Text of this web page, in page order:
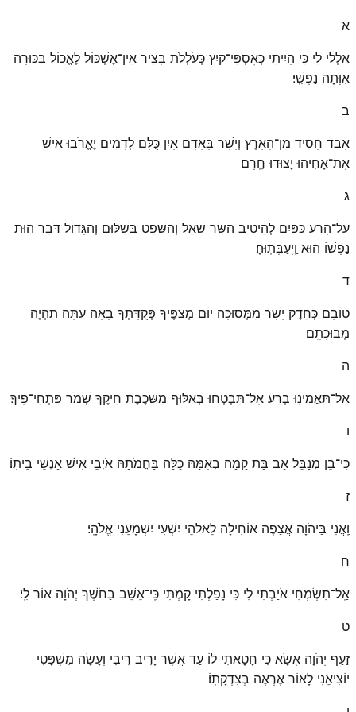
א
אַלְלַי לִי כִּי הָיִיתִי כְּאׇסְפֵּי־קַיִץ כְּעֹלְלֹת בָּצִיר אֵין־אֶשְׁכּוֹל לֶאֱכוֹל בִּכּוּרָה
אִוְּתָה נַפְשִֽׁי׃
ב
אָבַד חָסִיד מִן־הָאָרֶץ וְיָשָׁר בָּאָדָם אָיִן כֻּלָּם לְדָמִים יֶאֱרֹבוּ אִישׁ
אֶת־אָחִיהוּ יָצוּדוּ חֵֽרֶם׃
ג
עַל־הָרַע כַּפַּיִם לְהֵיטִיב הַשַּׂר שֹׁאֵל וְהַשֹּׁפֵט בַּשִּׁלּוּם וְהַגָּדוֹל דֹּבֵר הַוַּת
נַפְשׁוֹ הוּא וַֽיְעַבְּתֽוּהָ׃
ד
טוֹבָם כְּחֵדֶק יָשָׁר מִמְּסוּכָה יוֹם מְצַפֶּיךָ פְּקֻדָּתְךָ בָאָה עַתָּה תִהְיֶה
מְבוּכָתָֽם׃
ה
אַל־תַּאֲמִינֽוּ בְרֵעַ אַֽל־תִּבְטְחוּ בְּאַלּוּף מִשֹּׁכֶבֶת חֵיקֶךָ שְׁמֹר פִּתְחֵי־פִֽיךָ׃
ו
כִּי־בֵן מְנַבֵּל אָב בַּת קָמָה בְאִמָּהּ כַּלָּה בַּחֲמֹתָהּ אֹיְבֵי אִישׁ אַנְשֵׁי בֵיתֽוֹ׃
ז
וַֽאֲנִי בַּיהֹוָה אֲצַפֶּה אוֹחִילָה לֵאלֹהֵי יִשְׁעִי יִשְׁמָעֵנִי אֱלֹהָֽי׃
ח
אַֽל־תִּשְׂמְחִי אֹיַבְתִּי לִי כִּי נָפַלְתִּי קָמְתִּי כִּֽי־אֵשֵׁב בַּחֹשֶׁךְ יְהֹוָה אוֹר לִֽי׃
ט
זַעַף יְהֹוָה אֶשָּׂא כִּי חָטָאתִי לוֹ עַד אֲשֶׁר יָרִיב רִיבִי וְעָשָׂה מִשְׁפָּטִי
יוֹצִיאֵנִי לָאוֹר אֶרְאֶה בְּצִדְקָתֽוֹ׃